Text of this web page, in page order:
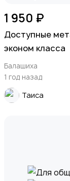
1 950 ₽
Доступные
эконом класса
Балашиха
1 год назад
Таиса